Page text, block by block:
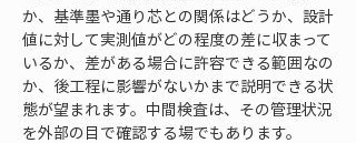
か、基準墨や通り芯との関係はどうか、設計
値に対して実測値がどの程度の差に収まって
いるか、差がある場合に許容できる範囲なの
か、後工程に影響がないかまで説明できる状
態が望まれます。中間検査は、その管理状況
を外部の目で確認する場でもあります。